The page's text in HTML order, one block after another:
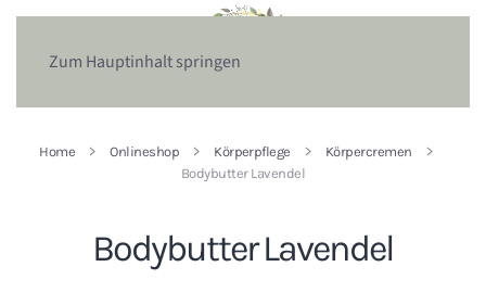
Zum Hauptinhalt springen
Home Onlineshop Körperpflege
Körpercremen
Bodybutter Lavendel
Bodybutter Lavendel